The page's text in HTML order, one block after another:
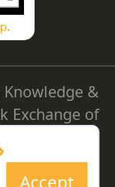
Accept
&
Exchange of
|